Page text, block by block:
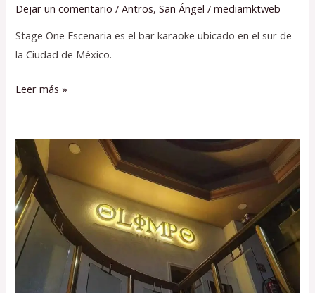
Dejar un comentario /Antros,San Ángel /mediamktweb
Stage One Escenaria es el bar karaoke ubicado en el sur de
la Ciudad de México.
Leer más »
Olimpo
Rooftop